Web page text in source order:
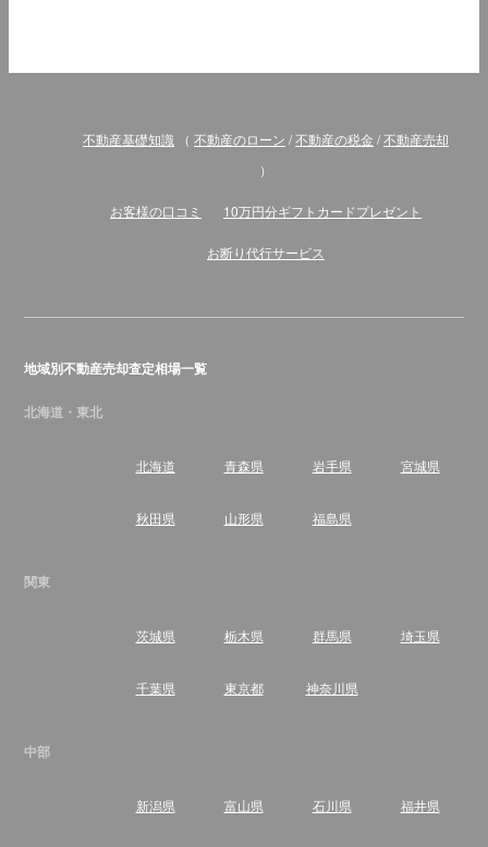
不動産基礎知識 （ 不動産のローン /不動産の税金 /不動産売却
）
お客様の口コミ 10万円分ギフトカードプレゼント
お断り代行サービス
地域別不動産売却査定相場一覧
北海道・東北
北海道 青森県 岩手県 宮城県
秋田県 山形県 福島県
関東
茨城県 栃木県 群馬県 埼玉県
千葉県 東京都 神奈川県
中部
新潟県 富山県 石川県 福井県